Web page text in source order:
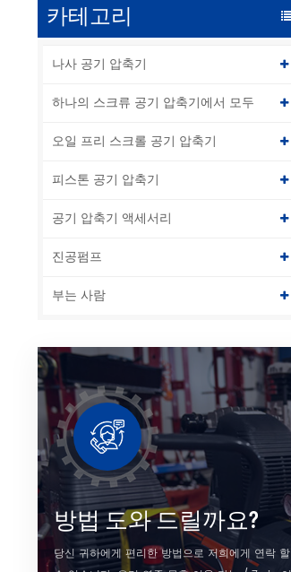
카테고리
나사 공기 압축기
하나의 스크류 공기 압축기에서 모두
오일 프리 스크롤 공기 압축기
피스톤 공기 압축기
공기 압축기 액세서리
진공펌프
부는 사람
방법 도와 드릴까요?
당신 귀하에게 편리한 방법으로 저희에게 연락 할